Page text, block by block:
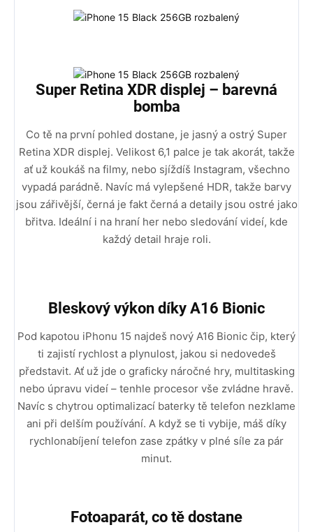
Super Retina XDR displej – barevná
bomba
Co tě na první pohled dostane, je jasný a ostrý Super
Retina XDR displej. Velikost 6,1 palce je tak akorát, takže
ať už koukáš na filmy, nebo sjíždíš Instagram, všechno
vypadá parádně. Navíc má vylepšené HDR, takže barvy
jsou zářivější, černá je fakt černá a detaily jsou ostré jako
břitva. Ideální i na hraní her nebo sledování videí, kde
každý detail hraje roli.
Bleskový výkon díky A16 Bionic
Pod kapotou iPhonu 15 najdeš nový A16 Bionic čip, který
ti zajistí rychlost a plynulost, jakou si nedovedeš
představit. Ať už jde o graficky náročné hry, multitasking
nebo úpravu videí – tenhle procesor vše zvládne hravě.
Navíc s chytrou optimalizací baterky tě telefon nezklame
ani při delším používání. A když se ti vybije, máš díky
rychlonabíjení telefon zase zpátky v plné síle za pár
minut.
Fotoaparát, co tě dostane